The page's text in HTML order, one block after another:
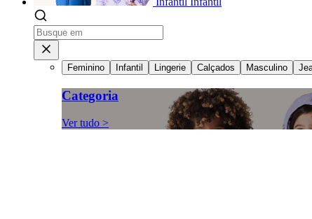
Feminino Infantil Lingerie Calçados Masculino
Categoria
Ver tudo >